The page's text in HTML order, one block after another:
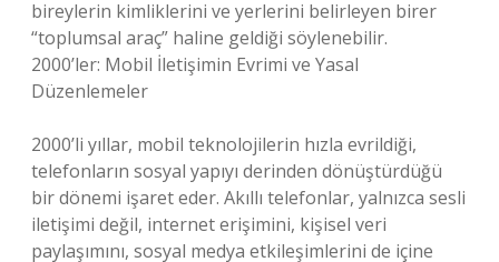
bireylerin kimliklerini ve yerlerini belirleyen birer
“toplumsal araç” haline geldiği söylenebilir.
2000’ler: Mobil İletişimin Evrimi ve Yasal
Düzenlemeler
2000’li yıllar, mobil teknolojilerin hızla evrildiği,
telefonların sosyal yapıyı derinden dönüştürdüğü
bir dönemi işaret eder. Akıllı telefonlar, yalnızca sesli
iletişimi değil, internet erişimini, kişisel veri
paylaşımını, sosyal medya etkileşimlerini de içine